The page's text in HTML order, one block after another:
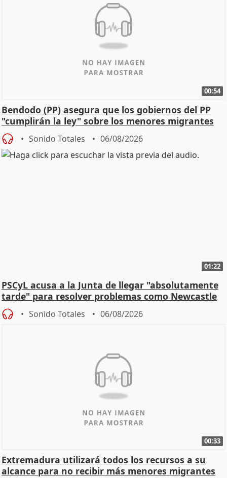
00:54
Bendodo (PP) asegura que los gobiernos del PP
"cumplirán la ley" sobre los menores migrantes
Sonido Totales 06/08/2026
01:22
PSCyL acusa a la Junta de llegar "absolutamente
tarde" para resolver problemas como Newcastle
Sonido Totales 06/08/2026
00:33
Extremadura utilizará todos los recursos a su
alcance para no recibir más menores migrantes